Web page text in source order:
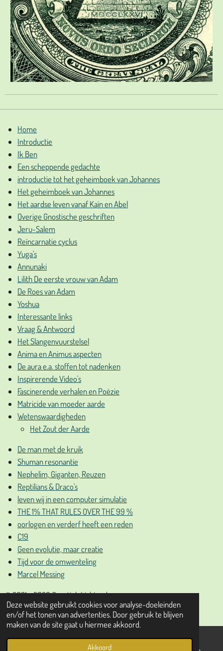
Deze website gebruikt cookies voor analyse-doeleinden
en/of het tonen van advertenties. Door gebruik te blijven
maken van de site gaat u hiermee akkoord.
Akkoord
Home
Introductie
Ik Ben
Een scheppende gedachte
introductie tot het geheimboek van Johannes
Het geheimboek van Johannes
Het aardse leven vanaf Kaïn en Abel
Overige Gnostische geschriften
Jeru-Salem
Reïncarnatie cyclus
Yuga's
Annunaki
Lilith De eerste vrouw van Adam
De Roes van Adam
Yoshua
Interessante links
Vraag & Antwoord
Het Slangenvuurstelsel
Anima en Animus aspecten
De aura e.a. stoffen tot nadenken
Inspirerende Video's
Fascinerende verhalen en Poëzie
Matricide van moeder aarde
Wetenswaardigheden
Het Zout der Aarde
De man met de kruik
Shuman resonantie
Nephelim, Giganten, Reuzen
Reptilians & Draco's
leven wij in een computer simulatie
THE 1% THAT RULES OVER THE 99 %
oorlogen en verderf heeft een reden
C19
Geen evolutie, maar creatie
Tijd voor de omwenteling
Marcel Messing
© 2021 - 2026 Gnostiek Lichtpad
Powered byJouwWeb